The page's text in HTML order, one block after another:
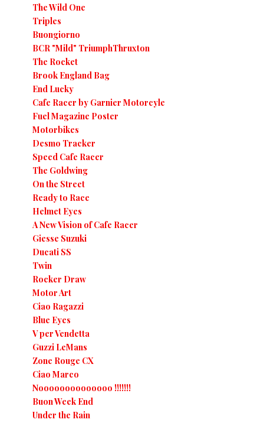
The Wild One
Triples
Buongiorno
BCR "Mild" TriumphThruxton
The Rocket
Brook England Bag
End Lucky
Cafe Racer by Garnier Motorcyle
Fuel Magazine Poster
Motorbikes
Desmo Tracker
Speed Cafe Racer
The Goldwing
On the Street
Ready to Race
Helmet Eyes
A New Vision of Cafe Racer
Giesse Suzuki
Ducati SS
Twin
Rocker Draw
Motor Art
Ciao Ragazzi
Blue Eyes
V per Vendetta
Guzzi LeMans
Zone Rouge CX
Ciao Marco
Noooooooooooooo !!!!!!!
Buon Week End
Under the Rain